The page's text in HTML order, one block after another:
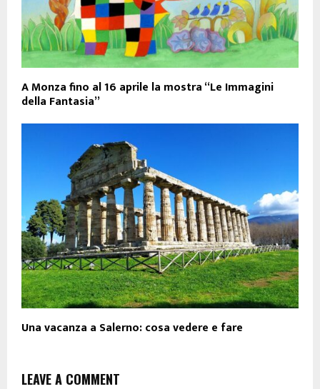
A Monza fino al 16 aprile la mostra “Le Immagini
della Fantasia”
Una vacanza a Salerno: cosa vedere e fare
LEAVE A COMMENT